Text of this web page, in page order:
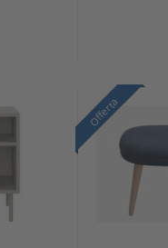
Offerta